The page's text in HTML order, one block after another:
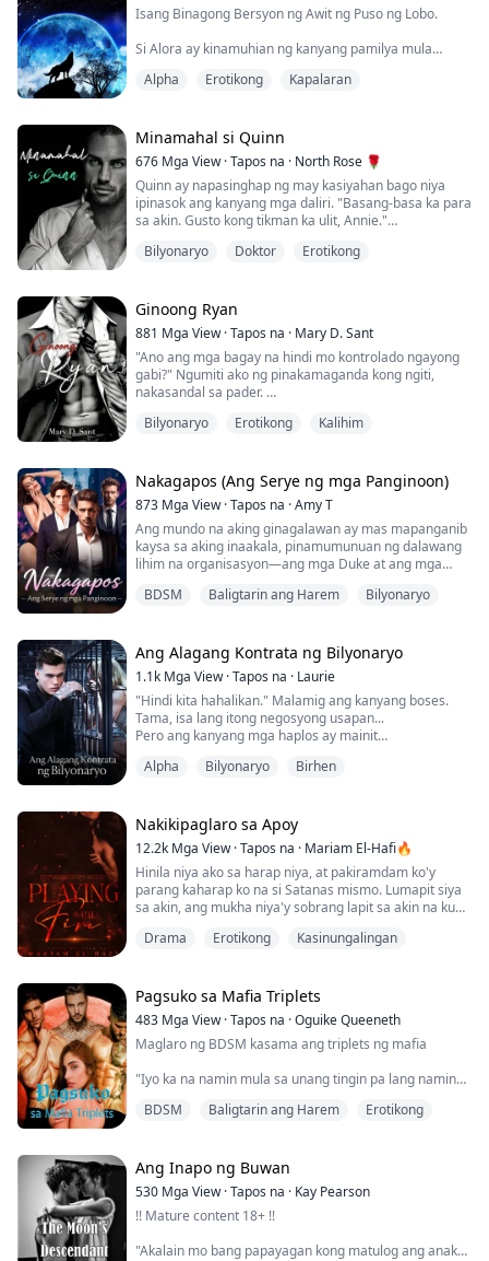
Nang marating ng dila niya ang leeg ko, nanginig ako.
Umiinit na ang k...
Isang Binagong Bersyon ng Awit ng Puso ng Lobo.
Si Alora ay kinamuhian ng kanyang pamilya mula
pamilya ay ang pahirapan siya.
tinanggihan ng kanyang kapareha, na lumalabas na
kasintahan ng kanyang nakatatandang kapatid na
babae.
Sa pagbasag ng mga tanikala na nagbibigkis sa
kanyang mga kapangyarihan,...
Alpha Erotikong Kapalaran
Minamahal si Quinn
676 Mga View·Tapos na · North Rose 🌹
Quinn ay napasinghap ng may kasiyahan bago niya
ipinasok ang kanyang mga daliri. "Basang-basa ka para
sa akin. Gusto kong tikman ka ulit, Annie."
Bago ko pa man maunawaan ang kanyang balak gawin,
sa aking kaibuturan. Napadaing ako ng malakas
habang pinaglalaruan niya ang aking tinggil. Ipi...
Bilyonaryo Doktor Erotikong
Ginoong Ryan
881 Mga View·Tapos na · Mary D. Sant
"Ano ang mga bagay na hindi mo kontrolado ngayong
gabi?" Ngumiti ako ng pinakamaganda kong ngiti,
nakasandal sa pader.
sobrang lapit,
Ang kanyang bibig ay sumakop sa akin nang sabik,
medyo bastos.
Ang kanyang dila ay nag-iwan sa akin ng walang
hining...
Bilyonaryo Erotikong Kalihim
Nakagapos (Ang Serye ng mga Panginoon)
873 Mga View·Tapos na ·Amy T
Ang mundo na aking ginagalawan ay mas mapanganib
kaysa sa aking inaakala, pinamumunuan ng dalawang
lihim na organisasyon—ang mga Duke at ang mga
ng traydor na lalaking pinipilit ng aking ama, isang
kuko sa akin. Napilitan akong humingi ng tulong sa
dat...
BDSM Baligtarin ang Harem Bilyonaryo
Ang Alagang Kontrata ng Bilyonaryo
1.1k Mga View·Tapos na · Laurie
"Hindi kita hahalikan." Malamig ang kanyang boses.
Tama, isa lang itong negosyong usapan...
Pero ang kanyang mga haplos ay mainit
"Birhen ka ba?" bigla siyang tumitig sa akin...
Si Emma Wells, isang estudyanteng kolehiyo na malapit
nang magtapos. Siya ay inabuso at pinahirapan ng
kanyang madrastang si Jane at ang kanyang stepsister
na si Anna. Ang tanging pag-asa sa kanyang...
Alpha Bilyonaryo Birhen
Nakikipaglaro sa Apoy
12.2k Mga View·Tapos na · Mariam El-Hafi🔥
Hinila niya ako sa harap niya, at pakiramdam ko'y
parang kaharap ko na si Satanas mismo. Lumapit siya
sa akin, ang mukha niya'y sobrang lapit sa akin na kung
Napalunok ako habang tinititigan siya ng malalaki kong
“Mag-uusap tayo nang kaunti mamaya, okay?” Hindi
ako makapagsalita, nakatitig lang ako ...
Drama Erotikong Kasinungalingan
Pagsuko sa Mafia Triplets
483 Mga View·Tapos na ·Oguike Queeneth
Maglaro ng BDSM kasama ang triplets ng mafia
"Iyo ka na namin mula sa unang tingin pa lang namin
sabay hila sa ulo ko pabalik para magtama ang aming
mga mata.
"Iyo ka namin para kantutin, iyo ka namin para
BDSM Baligtarin ang Harem Erotikong
Ang Inapo ng Buwan
530 Mga View·Tapos na · Kay Pearson
!! Mature content 18+ !!
"Akalain mo bang papayagan kong matulog ang anak